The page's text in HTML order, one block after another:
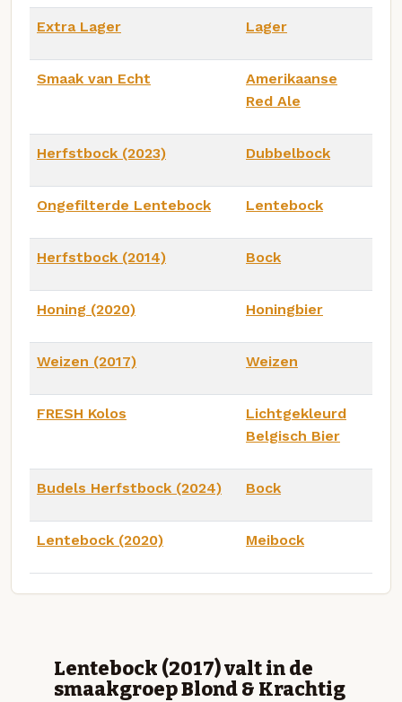
Extra Lager Lager
Smaak van Echt
Amerikaanse
Red Ale
Herfstbock (2023) Dubbelbock
Ongefilterde Lentebock Lentebock
Herfstbock (2014) Bock
Honing (2020) Honingbier
Weizen (2017) Weizen
FRESH Kolos
Lichtgekleurd
Belgisch Bier
Budels Herfstbock (2024) Bock
Lentebock (2020) Meibock
Lentebock (2017) valt in de
smaakgroep Blond & Krachtig